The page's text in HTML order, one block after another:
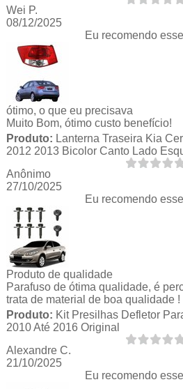
Wei P.
08/12/2025
Eu recomendo
ótimo, o que eu precisava
Muito Bom, ótimo custo benefício!
Produto: Lanterna Traseira Kia
2012 2013 Bicolor Canto Lado
Anônimo
27/10/2025
Eu recomendo
Produto de qualidade
Parafuso de ótima qualidade, é
trata de material de boa qualidade !
Produto: Kit Presilhas Defletor
2010 Até 2016 Original
Alexandre C.
21/10/2025
Eu recomendo